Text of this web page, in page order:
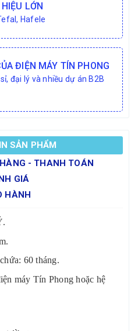
LỚN
Hafele
ĐIỆN MÁY TÍN PHONG
đại lý và nhiều dự án B2B
SẢN PHẨM
- THANH TOÁN
GIÁ
HÀNH
60 tháng.
máy Tín Phong hoặc hệ